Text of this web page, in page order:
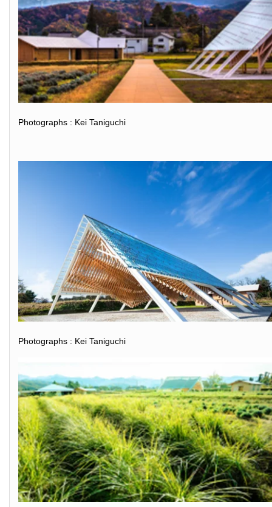
Photographs : Kei Taniguchi
Photographs : Kei Taniguchi